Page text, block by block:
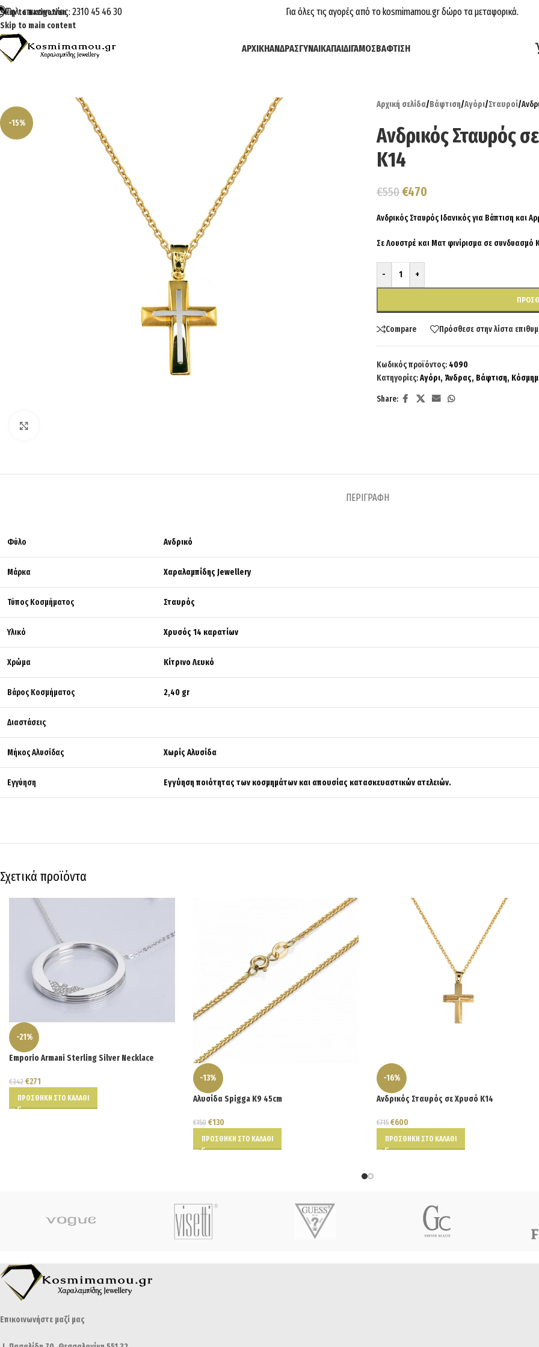
Skip to navigation
Skip to main content
Τηλ. επικοινωνίας: 2310 45 46 30 Για όλες τις αγορές από το kosmimamou.gr δώρο τα μεταφορικά.
ΑΡΧΙΚΉΆΝΔΡΑΣΓΥΝΑΊΚΑΠΑΙΔΊΓΆΜΟΣΒΆΦΤΙΣΗ
-15%
Αρχική σελίδα/Βάφτιση/Αγόρι/Σταυροί/
Ανδρικός Σταυρός
Κ14
€550€470
Ανδρικός Σταυρός Ιδανικός για Βάπτιση και
Σε Λουστρέ και Ματ φινίρισμα σε συνδυασμό
- +
Compare Πρόσθεσε στην λίστα
Κωδικός προϊόντος: 4090
Κατηγορίες:Αγόρι, Άνδρας, Βάφτιση,
Share:
ΠΕΡΙΓΡΑΦΉ
Φύλο Ανδρικό
Μάρκα Χαραλαμπίδης Jewellery
Τύπος Κοσμήματος Σταυρός
Υλικό Χρυσός 14 καρατίων
Χρώμα Κίτρινο Λευκό
Βάρος Κοσμήματος 2,40 gr
Διαστάσεις
Μήκος Αλυσίδας Χωρίς Αλυσίδα
Εγγύηση Εγγύηση ποιότητας των κοσμημάτων και απουσίας κατασκευαστικών ατελειών.
Σχετικά προϊόντα
-21%
Emporio Armani Sterling Silver Necklace
€342 €271
ΠΡΟΣΘΉΚΗ ΣΤΟ ΚΑΛΆΘΙ
-13%
Αλυσίδα Spigga K9 45cm
€150 €130
ΠΡΟΣΘΉΚΗ ΣΤΟ ΚΑΛΆΘΙ
-16%
Ανδρικός Σταυρός σε Χρυσό Κ14
€715 €600
ΠΡΟΣΘΉΚΗ ΣΤΟ ΚΑΛΆΘΙ
Επικοινωνήστε μαζί μας